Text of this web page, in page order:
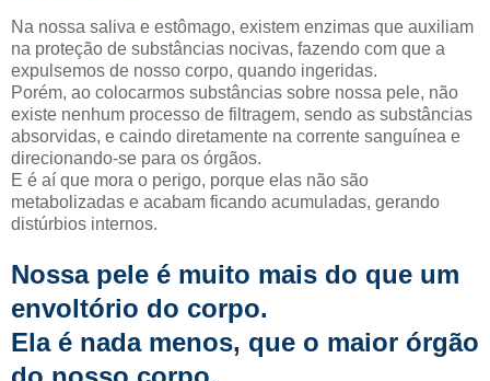
Na nossa saliva e estômago, existem enzimas que auxiliam
na proteção de substâncias nocivas, fazendo com que a
expulsemos de nosso corpo, quando ingeridas.
Porém, ao colocarmos substâncias sobre nossa pele, não
existe nenhum processo de filtragem, sendo as substâncias
absorvidas, e caindo diretamente na corrente sanguínea e
direcionando-se para os órgãos.
E é aí que mora o perigo, porque elas não são
metabolizadas e acabam ficando acumuladas, gerando
distúrbios internos.
Nossa pele é muito mais do que um
envoltório do corpo.
Ela é nada menos, que o maior órgão